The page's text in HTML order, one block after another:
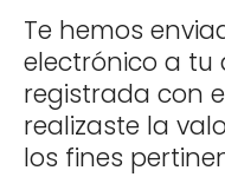
Te hemos
electrónico a tu
registrada con
realizaste la
los fines